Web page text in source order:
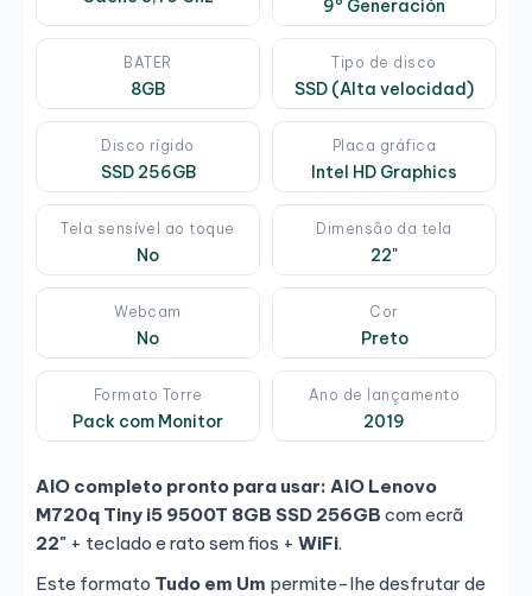
9º Generación
BATER
8GB
Tipo de disco
SSD (Alta velocidad)
Disco rígido
SSD 256GB
Placa gráfica
Intel HD Graphics
Tela sensível ao toque
No
Dimensão da tela
22"
Webcam
No
Cor
Preto
Formato Torre
Pack com Monitor
Ano de lançamento
2019
AIO completo pronto para usar: AIO Lenovo
M720q Tiny i5 9500T 8GB SSD 256GB com ecrã
22" + teclado e rato sem fios + WiFi.
Este formato Tudo em Um permite-lhe desfrutar de